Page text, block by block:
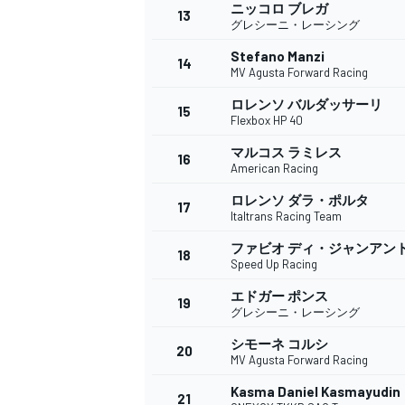
フォーミュラE
13 ニッコロ ブレガ
グレシーニ・レーシング
14 Stefano Manzi
MV Agusta Forward Racing
15 ロレンソ バルダッサーリ
Flexbox HP 40
16 マルコス ラミレス
American Racing
17 ロレンソ ダラ・ポルタ
Italtrans Racing Team
18 ファビオ ディ・ジャンアン
Speed Up Racing
19 エドガー ポンス
グレシーニ・レーシング
20 シモーネ コルシ
MV Agusta Forward Racing
21 Kasma Daniel Kasmayudin